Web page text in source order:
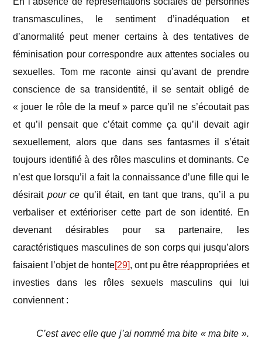
transmasculines, le sentiment d’inadéquation et
d’anormalité peut mener certains à des tentatives de
féminisation pour correspondre aux attentes sociales ou
sexuelles. Tom me raconte ainsi qu’avant de prendre
conscience de sa transidentité, il se sentait obligé de
« jouer le rôle de la meuf » parce qu’il ne s’écoutait pas
et qu’il pensait que c’était comme ça qu’il devait agir
sexuellement, alors que dans ses fantasmes il s’était
toujours identifié à des rôles masculins et dominants. Ce
n’est que lorsqu’il a fait la connaissance d’une fille qui le
désirait pour ce qu’il était, en tant que trans, qu’il a pu
verbaliser et extérioriser cette part de son identité. En
devenant désirables pour sa partenaire, les
caractéristiques masculines de son corps qui jusqu’alors
faisaient l’objet de honte[29], ont pu être réappropriées et
investies dans les rôles sexuels masculins qui lui
conviennent :
C’est avec elle que j’ai nommé ma bite « ma bite ».